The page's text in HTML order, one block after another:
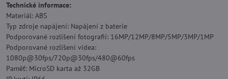
Technické informace:
Materiál: ABS
Typ zdroje napájení: Napájení z baterie
Podporované rozlišení fotografií: 16MP/12MP/8MP/5MP/3MP/1MP
Podporované rozlišení videa:
1080p@30fps/720p@30fps/480@60fps
Paměť: MicroSD karta až 32GB